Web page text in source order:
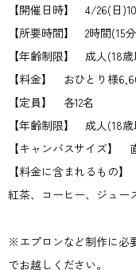
【開催日時】 4/26(日
【所要時間】 2時間(15
【年齢制限】 成人(18歳
【料金】 おひとり様
【定員】 各12名
【年齢制限】 成人(18歳
【キャンバスサイズ】
【料金に含まれるもの
紅茶、コーヒー、ジュー
※エプロンなど制作に必
でお越しください。